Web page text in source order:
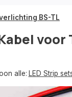
BS-TL
alle: LED Strip